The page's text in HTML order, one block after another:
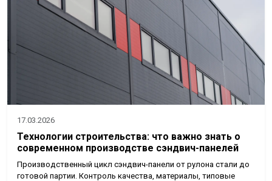
17.03.2026
Технологии строительства: что важно знать о
современном производстве сэндвич-панелей
Производственный цикл сэндвич-панели от рулона стали до
готовой партии. Контроль качества, материалы, типовые